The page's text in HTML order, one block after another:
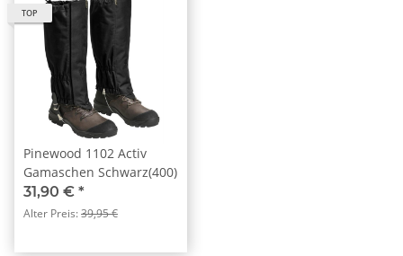
TOP
Pinewood 1102 Activ
Gamaschen Schwarz(400)
31,90 € *
Alter Preis:39,95 €